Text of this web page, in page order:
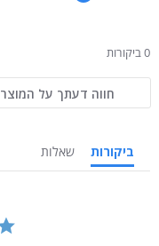
0 ביקורות
חווה דעתך על המוצר
ביקורות שאלות